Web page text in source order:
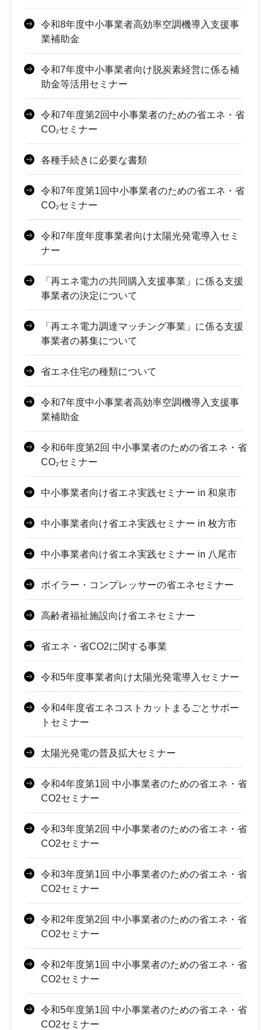
令和8年度中小事業者高効率空調機導入支援事
業補助金
令和7年度中小事業者向け脱炭素経営に係る補
助金等活用セミナー
令和7年度第2回中小事業者のための省エネ・省
CO₂セミナー
各種手続きに必要な書類
令和7年度第1回中小事業者のための省エネ・省
CO₂セミナー
令和7年度年度事業者向け太陽光発電導入セミ
ナー
「再エネ電力の共同購入支援事業」に係る支援
事業者の決定について
「再エネ電力調達マッチング事業」に係る支援
事業者の募集について
省エネ住宅の種類について
令和7年度中小事業者高効率空調機導入支援事
業補助金
令和6年度第2回 中小事業者のための省エネ・省
CO₂セミナー
中小事業者向け省エネ実践セミナー in 和泉市
中小事業者向け省エネ実践セミナー in 枚方市
中小事業者向け省エネ実践セミナー in 八尾市
ボイラー・コンプレッサーの省エネセミナー
高齢者福祉施設向け省エネセミナー
省エネ・省CO2に関する事業
令和5年度事業者向け太陽光発電導入セミナー
令和4年度省エネコストカットまるごとサポー
トセミナー
太陽光発電の普及拡大セミナー
令和4年度第1回 中小事業者のための省エネ・省
CO2セミナー
令和3年度第2回 中小事業者のための省エネ・省
CO2セミナー
令和3年度第1回 中小事業者のための省エネ・省
CO2セミナー
令和2年度第2回 中小事業者のための省エネ・省
CO2セミナー
令和2年度第1回 中小事業者のための省エネ・省
CO2セミナー
令和5年度第1回 中小事業者のための省エネ・省
CO2セミナー